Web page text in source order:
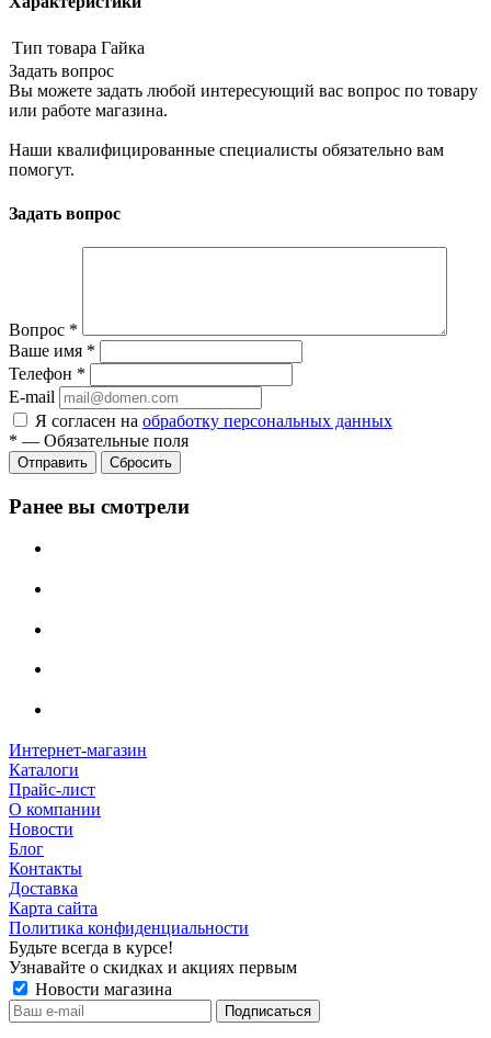
Тип товара Гайка
Задать вопрос
Вы можете задать любой интересующий вас вопрос по товару
или работе магазина.
Наши квалифицированные специалисты обязательно вам
помогут.
Задать вопрос
Вопрос *
Ваше имя *
Телефон *
E-mail
Я согласен на обработку персональных данных
* — Обязательные поля
Сбросить
Ранее вы смотрели
Интернет-магазин
Каталоги
Прайс-лист
О компании
Новости
Блог
Контакты
Доставка
Карта сайта
Политика конфиденциальности
Будьте всегда в курсе!
Узнавайте о скидках и акциях первым
Новости магазина